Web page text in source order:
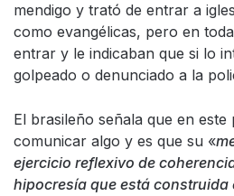
mendigo y trató de entrar a
como evangélicas, pero en
entrar y le indicaban que si lo
golpeado o denunciado a la
El brasileño señala que en
comunicar algo y es que su «
ejercicio reflexivo de
hipocresía que está construida